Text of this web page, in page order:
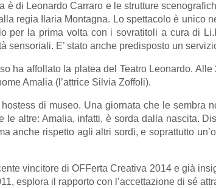
è di Leonardo Carraro e le strutture
regia Ilaria Montagna. Lo spettacolo è unico
per la prima volta con i sovratitoli a cura di
sensoriali. E’ stato anche predisposto un
ha affollato la platea del Teatro Leonardo.
Amalia (l’attrice Silvia Zoffoli).
di museo. Una giornata che le sembra
le altre: Amalia, infatti, è sorda dalla nascita.
anche rispetto agli altri sordi, e soprattutto
vincitore di OFFerta Creativa 2014 e già
esplora il rapporto con l’accettazione di sé